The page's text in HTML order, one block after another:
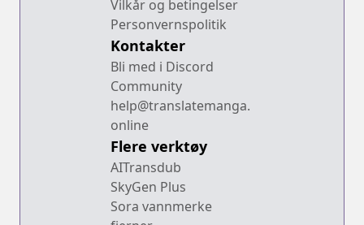
Vilkår og betingelser
Personvernspolitik
Kontakter
Bli med i Discord
Community
help@translatemanga.
online
Flere verktøy
AITransdub
SkyGen Plus
Sora vannmerke